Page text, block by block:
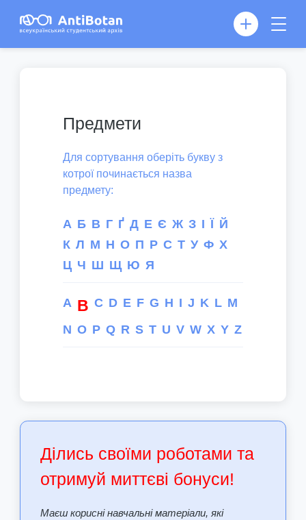
Предмети
Для сортування оберіть букву з
котрої починається назва
предмету:
А Б В Г Ґ Д Е Є Ж З І Ї Й
К Л М Н О П Р С Т У Ф Х
Ц Ч Ш Щ Ю Я
A B C D E F G H I J K L M
N O P Q R S T U V W X Y Z
Ділись своїми роботами та
отримуй миттєві бонуси!
Маєш корисні навчальні матеріали, які